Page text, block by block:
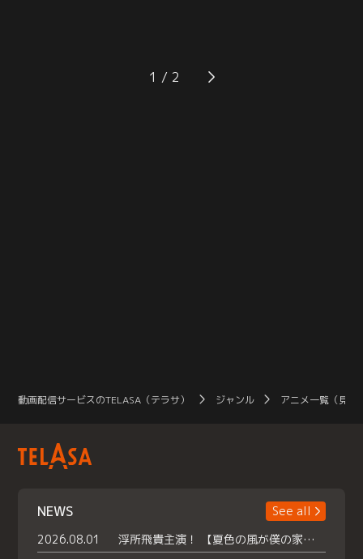
い返されてしまう。姿を現さないダ
クネスに業を煮やしたカズマは、商
迫状を送り付けてみたりと、結婚を
妨害しようとするが不発。業を煮や
1
動画配信サービスのTELASA（テラサ） ジャンル アニメ一覧（見放
NEWS
See all
2026.08.01
浮所飛貴主演！ 【夏色の風が僕の家にやってきた】 本日よりテラサで独占配信スタート！